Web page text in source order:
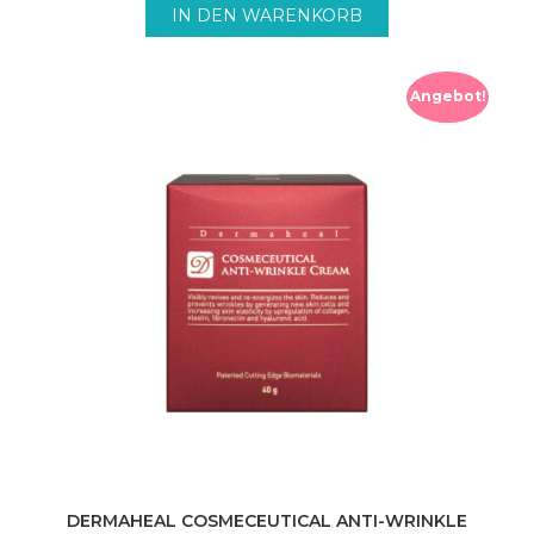
inkl. MwSt. zzgl. Versandkosten.
IN DEN WARENKORB
Angebot!
DERMAHEAL COSMECEUTICAL ANTI-WRINKLE